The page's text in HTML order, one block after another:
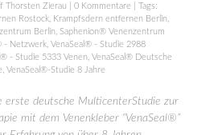
Thorsten Zierau 0 Kommentare | Tags:
Rostock
Krampfsdern entfernen Berlin
Berlin Saphenion® Venenzentrum
- Netzwerk VenaSeal® - Studie 2988
- Studie 5333 Venen VenaSeal® Deutsche
VenaSeal®-Studie 8 Jahre
erste deutsche MulticenterStudie zur
mit dem Venenkleber “VenaSeal®”